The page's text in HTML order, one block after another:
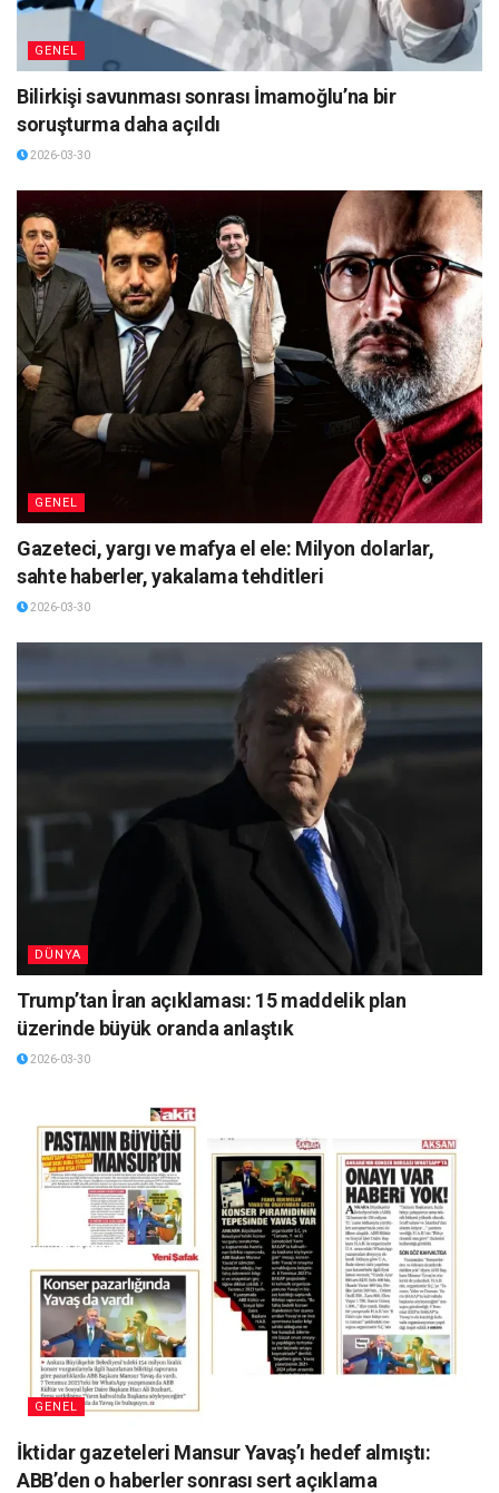
GENEL
Bilirkişi savunması sonrası İmamoğlu’na bir
soruşturma daha açıldı
2026-03-30
GENEL
Gazeteci, yargı ve mafya el ele: Milyon dolarlar,
sahte haberler, yakalama tehditleri
2026-03-30
DÜNYA
Trump’tan İran açıklaması: 15 maddelik plan
üzerinde büyük oranda anlaştık
2026-03-30
GENEL
İktidar gazeteleri Mansur Yavaş’ı hedef almıştı:
ABB’den o haberler sonrası sert açıklama